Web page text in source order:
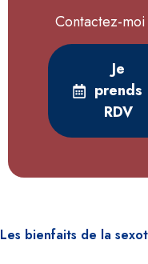
Contactez-
Je
prends
RDV
Les bienfaits de la